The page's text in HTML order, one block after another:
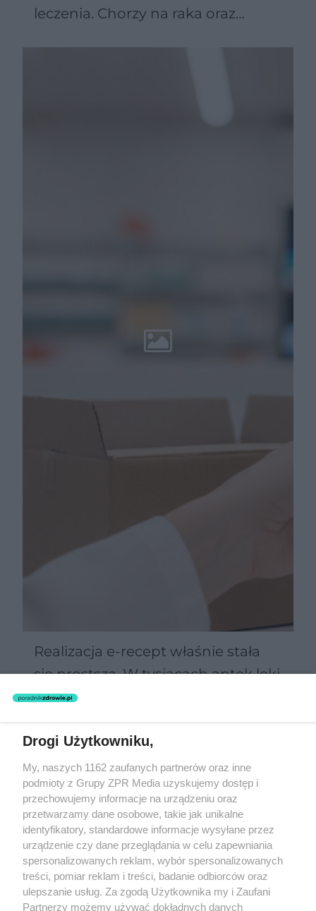
leczenia. Chorzy na raka oraz
Realizacja e-recept właśnie stała
się prostsza. W tysiącach aptek leki
kupisz na nowych zasadach
rozpowszechniany lub dalej rozpowszechniany w jakikolwiek sposób
(w tym także elektroniczny lub mechaniczny) na jakimkolwiek polu
eksploatacji w jakiejkolwiek formie, włącznie z umieszczaniem w
Internecie bez pisemnej zgody właściciela praw. Jakiekolwiek użycie
lub wykorzystanie utworów w całości lub w części z naruszeniem
prawa, tzn. bez właściwej zgody, jest zabronione pod groźbą kary i
może być ścigane prawnie.
Drogi Użytkowniku,
My, naszych 1162 zaufanych partnerów oraz inne
podmioty z Grupy ZPR Media uzyskujemy dostęp i
przechowujemy informacje na urządzeniu oraz
przetwarzamy dane osobowe, takie jak unikalne
identyfikatory, standardowe informacje wysyłane przez
urządzenie czy dane przeglądania w celu zapewniania
spersonalizowanych reklam, wybór spersonalizowanych
treści, pomiar reklam i treści, badanie odbiorców oraz
ulepszanie usług. Za zgodą Użytkownika my i Zaufani
Partnerzy możemy używać dokładnych danych